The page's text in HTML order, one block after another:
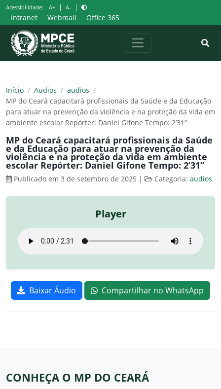
Pular
para
o
conteúdo
Acessibilidade: A+ | A- |
Intranet Webmail Office 365
Início / Audios / audios /
MP do Ceará capacitará profissionais da Saúde e da Educação
para atuar na prevenção da violência e na proteção da vida em
ambiente escolar Repórter: Daniel Gifone Tempo: 2’31”
MP do Ceará capacitará profissionais da Saúde
e da Educação para atuar na prevenção da
violência e na proteção da vida em ambiente
escolar Repórter: Daniel Gifone Tempo: 2’31”
Publicado em 3 de setembro de 2025 | Categoria: audios
Player
Baixar Áudio Compartilhar no WhatsApp
CONHEÇA O MP DO CEARÁ